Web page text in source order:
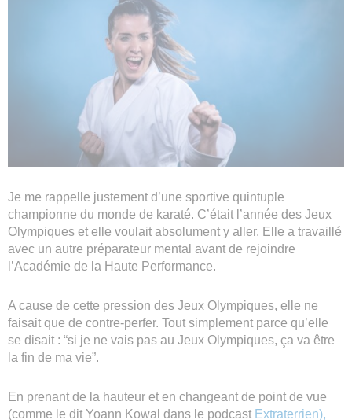
Je me rappelle justement d’une sportive quintuple
championne du monde de karaté. C’était l’année des Jeux
Olympiques et elle voulait absolument y aller. Elle a travaillé
avec un autre préparateur mental avant de rejoindre
l’Académie de la Haute Performance.
A cause de cette pression des Jeux Olympiques, elle ne
faisait que de contre-perfer. Tout simplement parce qu’elle
se disait : “si je ne vais pas au Jeux Olympiques, ça va être
la fin de ma vie”.
En prenant de la hauteur et en changeant de point de vue
(comme le dit Yoann Kowal dans le podcast Extraterrien),